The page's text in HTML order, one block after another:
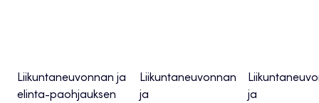
Liikuntaneuvonnan ja
elinta-paohjauksen
Liikuntaneuvonnan
ja
ja